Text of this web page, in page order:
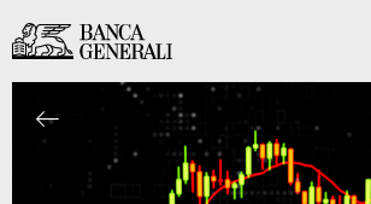
Vai al contenuto principale
Vai al contenuto principale